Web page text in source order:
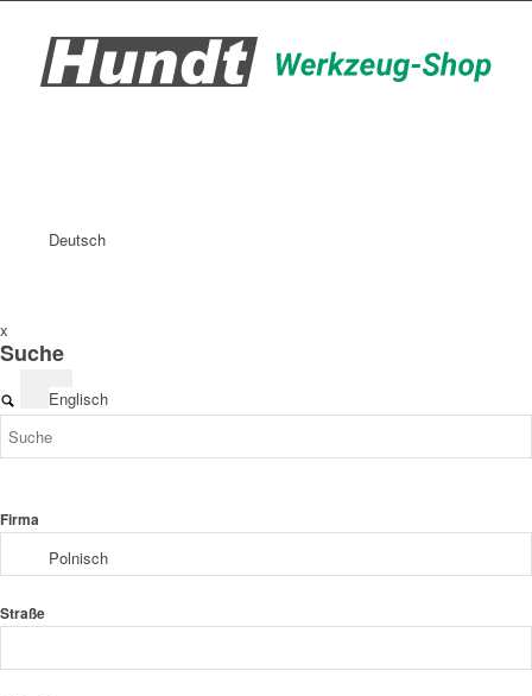
Deutsch
Englisch
Polnisch
x
Suche
Firma
Straße